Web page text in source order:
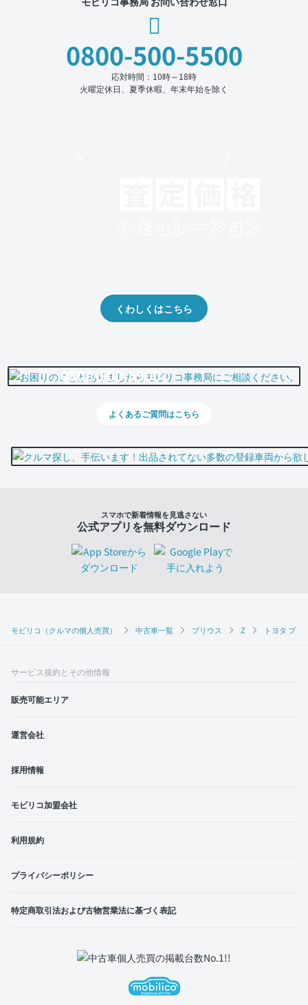
モビリコ（クルマの個人売買） 中古車一覧 プリウス Z トヨタ プ
0800-500-5500
応対時間：10時～18時
火曜定休日、夏季休暇、年末年始を除く
くわしくはこちら
0800-500-5500
よくあるご質問はこちら
スマホで新着情報を見逃さない
公式アプリを無料ダウンロード
サービス規約とその他情報
販売可能エリア
運営会社
採用情報
モビリコ加盟会社
利用規約
プライバシーポリシー
特定商取引法および古物営業法に基づく表記